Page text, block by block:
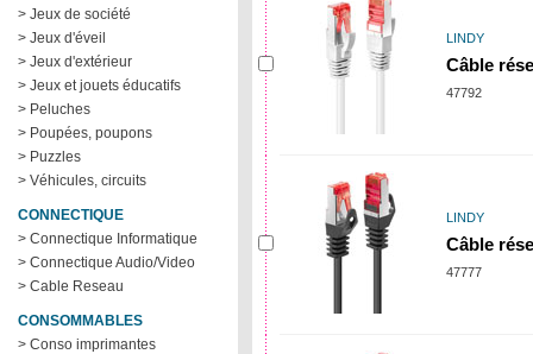
> Jeux de société
> Jeux d'éveil
> Jeux d'extérieur
> Jeux et jouets éducatifs
> Peluches
> Poupées, poupons
> Puzzles
> Véhicules, circuits
CONNECTIQUE
> Connectique Informatique
> Connectique Audio/Video
> Cable Reseau
CONSOMMABLES
> Conso imprimantes
LINDY
Câble
47792
LINDY
Câble
47777